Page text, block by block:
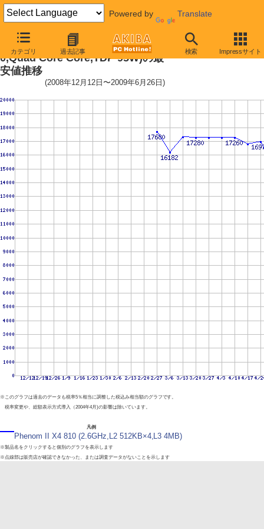
Powered by Translate
カテゴリ 過去記事 検索 Impressサイト
Socket AM3 (HyperTransport 3.
0,Quad Core Core,TDP 95W)の最
安値推移
(2008年12月12日〜2009年6月26日)
※このグラフは過去のデータも税率5％相当に調整した税込み相当額のグラフです。
税率変更や、総額表示方式導入（2004年4月)の影響は除いています。
凡例
Phenom II X4 810 (2.6GHz,L2 512KB×4,L3 4MB)
※製品名をクリックすると個別のグラフを表示します
※点線部は販売店が確認できなかった、または調査データがないことを示します